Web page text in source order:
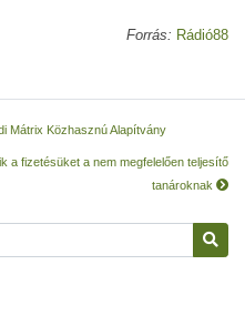
Forrás: Rádió88
Mátrix Közhasznú Alapítvány
a fizetésüket a nem megfelelően teljesítő
tanároknak